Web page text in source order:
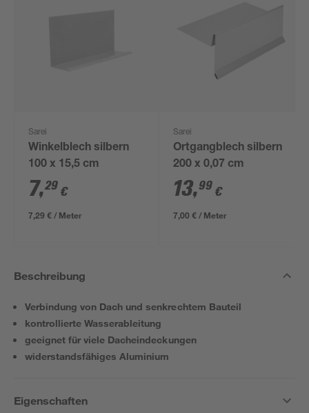
Sarei
Winkelblech silbern
100 x 15,5 cm
7,29 €
7,29 € / Meter
Sarei
Ortgangblech silbern
200 x 0,07 cm
13,99 €
7,00 € / Meter
Beschreibung
Verbindung von Dach und senkrechtem Bauteil
kontrollierte Wasserableitung
geeignet für viele Dacheindeckungen
widerstandsfähiges Aluminium
Eigenschaften